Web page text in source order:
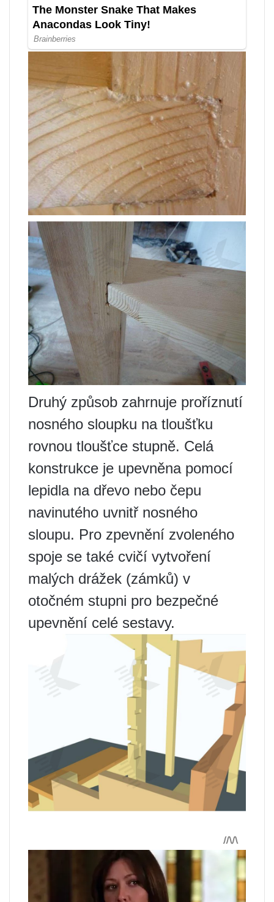
Druhý způsob zahrnuje proříznutí
nosného sloupku na tloušťku
rovnou tloušťce stupně. Celá
konstrukce je upevněna pomocí
lepidla na dřevo nebo čepu
navinutého uvnitř nosného
sloupu. Pro zpevnění zvoleného
spoje se také cvičí vytvoření
malých drážek (zámků) v
otočném stupni pro bezpečné
upevnění celé sestavy.